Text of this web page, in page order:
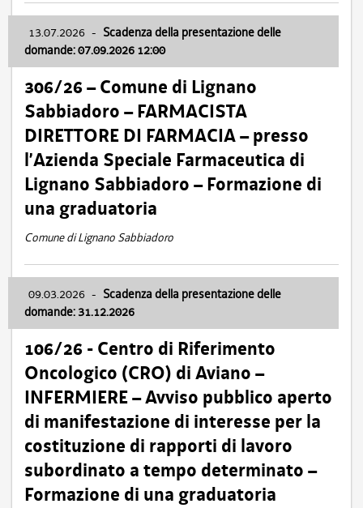
13.07.2026 - Scadenza della presentazione delle
domande: 07.09.2026 12:00
306/26 – Comune di Lignano
Sabbiadoro – FARMACISTA
DIRETTORE DI FARMACIA – presso
l’Azienda Speciale Farmaceutica di
Lignano Sabbiadoro – Formazione di
una graduatoria
Comune di Lignano Sabbiadoro
09.03.2026 - Scadenza della presentazione delle
domande: 31.12.2026
106/26 - Centro di Riferimento
Oncologico (CRO) di Aviano –
INFERMIERE – Avviso pubblico aperto
di manifestazione di interesse per la
costituzione di rapporti di lavoro
subordinato a tempo determinato –
Formazione di una graduatoria